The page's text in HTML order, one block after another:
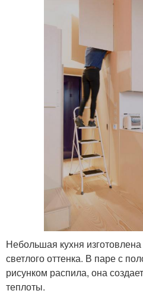
Небольшая кухня
светлого оттенка. В паре с
рисунком распила, она
теплоты.